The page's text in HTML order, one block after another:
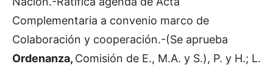
Complementaria a convenio marco de
Colaboración y cooperación.-(Se aprueba
Ordenanza, Comisión de E., M.A. y S.), P. y H.; L.